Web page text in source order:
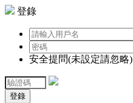
登錄
安全提問(未設定請忽略)
登錄